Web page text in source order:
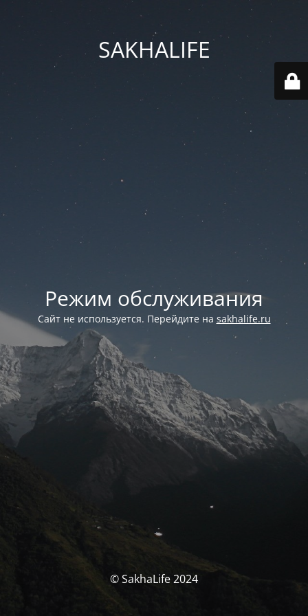
SAKHALIFE
Режим обслуживания
Сайт не используется. Перейдите на sakhalife.ru
© SakhaLife 2024